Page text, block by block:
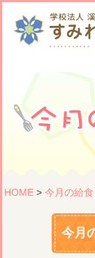
HOME> 今月の給食
今月